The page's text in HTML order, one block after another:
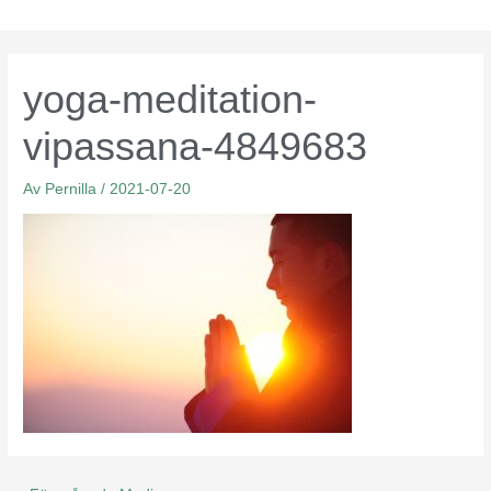
yoga-meditation-
vipassana-4849683
Av Pernilla/ 2021-07-20